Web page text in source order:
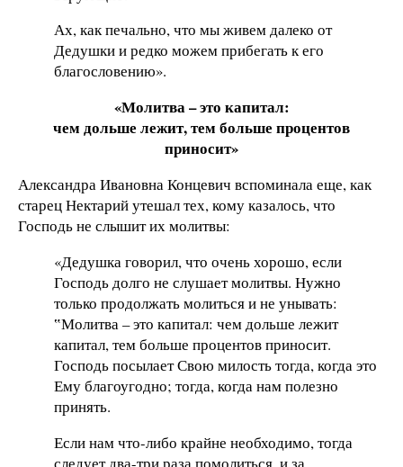
Ах, как печально, что мы живем далеко от
Дедушки и редко можем прибегать к его
благословению».
«Молитва – это капитал:
чем дольше лежит, тем больше процентов
приносит»
Александра Ивановна Концевич вспоминала еще, как
старец Нектарий утешал тех, кому казалось, что
Господь не слышит их молитвы:
«Дедушка говорил, что очень хорошо, если
Господь долго не слушает молитвы. Нужно
только продолжать молиться и не унывать:
‟Молитва – это капитал: чем дольше лежит
капитал, тем больше процентов приносит.
Господь посылает Свою милость тогда, когда это
Ему благоугодно; тогда, когда нам полезно
принять.
Если нам что-либо крайне необходимо, тогда
следует два-три раза помолиться, и за